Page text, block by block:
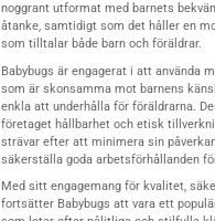
noggrant utformat med barnets
åtanke, samtidigt som det håller en
som tilltalar både barn och föräldrar.
Babybugs är engagerat i att använda
som är skonsamma mot barnens
enkla att underhålla för föräldrarna.
företaget hållbarhet och etisk
strävar efter att minimera sin
säkerställa goda arbetsförhållanden
Med sitt engagemang för kvalitet,
fortsätter Babybugs att vara ett